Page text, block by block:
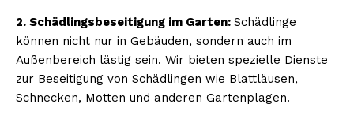
2. Schädlingsbeseitigung im Garten: Schädlinge
können nicht nur in Gebäuden, sondern auch im
Außenbereich lästig sein. Wir bieten spezielle Dienste
zur Beseitigung von Schädlingen wie Blattläusen,
Schnecken, Motten und anderen Gartenplagen.